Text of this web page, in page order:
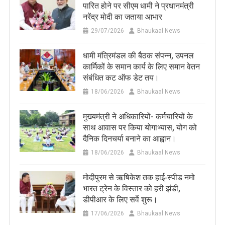
पारित होने पर सीएम धामी ने प्रधानमंत्री
नरेंद्र मोदी का जताया आभार
29/07/2026 Bhaukaal News
धामी मंत्रिमंडल की बैठक संपन्न, उपनल
कार्मिकों के समान कार्य के लिए समान वेतन
संबंधित कट ऑफ डेट तय।
18/06/2026 Bhaukaal News
मुख्यमंत्री ने अधिकारियों- कर्मचारियों के
साथ आवास पर किया योगाभ्यास, योग को
दैनिक दिनचर्या बनाने का आह्वान।
18/06/2026 Bhaukaal News
मोदीपुरम से ऋषिकेश तक हाई‑स्पीड नमो
भारत ट्रेन के विस्तार को हरी झंडी,
डीपीआर के लिए सर्वे शुरू।
17/06/2026 Bhaukaal News